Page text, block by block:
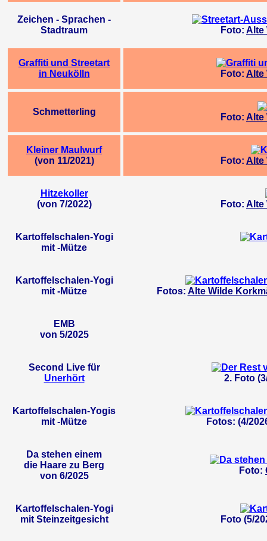
Zeichen - Sprachen -
Stadtraum
Foto: Alte
Graffiti und Streetart
in Neukölln
Foto: Alte
Schmetterling
Foto: Alte
Kleiner Maulwurf
(von 11/2021)
Foto: Alte
Hitzekoller
(von 7/2022)
Foto: Alte
Kartoffelschalen-Yogi
mit -Mütze
Kartoffelschalen-Yogi
mit -Mütze
Fotos: Alte Wilde
EMB
von 5/2025
Second Live für
Unerhört
2. Foto
Kartoffelschalen-Yogis
mit -Mütze
Fotos: (4/
Da stehen einem
die Haare zu Berg
von 6/2025
Foto:
Kartoffelschalen-Yogi
mit Steinzeitgesicht
Foto (5/